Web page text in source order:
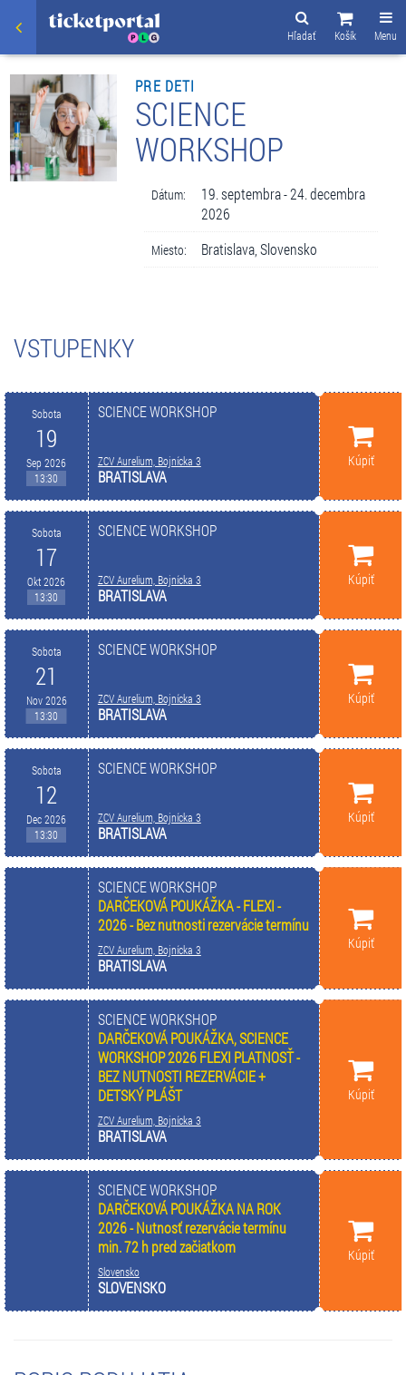
Menu
Košík
Hľadať
PRE DETI
SCIENCE
WORKSHOP
Dátum:
19. septembra - 24. decembra
2026
Miesto: Bratislava, Slovensko
VSTUPENKY
Sobota
19
Sep 2026
13:30
SCIENCE WORKSHOP
ZCV Aurelium, Bojnícka 3
BRATISLAVA
Kúpiť
Sobota
17
Okt 2026
13:30
SCIENCE WORKSHOP
ZCV Aurelium, Bojnícka 3
BRATISLAVA
Kúpiť
Sobota
21
Nov 2026
13:30
SCIENCE WORKSHOP
ZCV Aurelium, Bojnícka 3
BRATISLAVA
Kúpiť
Sobota
12
Dec 2026
13:30
SCIENCE WORKSHOP
ZCV Aurelium, Bojnícka 3
BRATISLAVA
Kúpiť
SCIENCE WORKSHOP
DARČEKOVÁ POUKÁŽKA - FLEXI -
2026 - Bez nutnosti rezervácie termínu
ZCV Aurelium, Bojnícka 3
BRATISLAVA
Kúpiť
SCIENCE WORKSHOP
DARČEKOVÁ POUKÁŽKA, SCIENCE
WORKSHOP 2026 FLEXI PLATNOSŤ -
BEZ NUTNOSTI REZERVÁCIE +
DETSKÝ PLÁŠT
ZCV Aurelium, Bojnícka 3
BRATISLAVA
Kúpiť
SCIENCE WORKSHOP
DARČEKOVÁ POUKÁŽKA NA ROK
2026 - Nutnosť rezervácie termínu
min. 72 h pred začiatkom
Slovensko
SLOVENSKO
Kúpiť